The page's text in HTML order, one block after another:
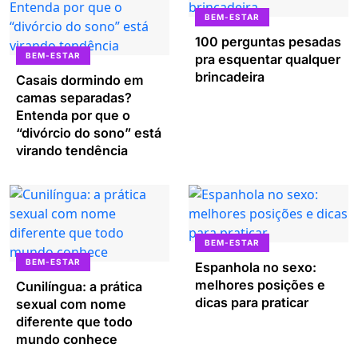
BEM-ESTAR
Casais dormindo em
camas separadas?
Entenda por que o
“divórcio do sono” está
virando tendência
BEM-ESTAR
100 perguntas pesadas
pra esquentar qualquer
brincadeira
BEM-ESTAR
Cunilíngua: a prática
sexual com nome
diferente que todo
mundo conhece
BEM-ESTAR
Espanhola no sexo:
melhores posições e
dicas para praticar